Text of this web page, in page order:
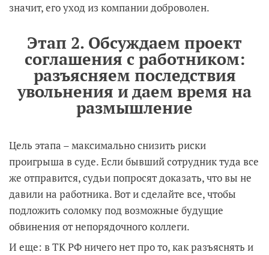
значит, его уход из компании доброволен.
Этап 2. Обсуждаем проект
соглашения с работником:
разъясняем последствия
увольнения и даем время на
размышление
Цель этапа – максимально снизить риски
проигрыша в суде. Если бывший сотрудник туда все
же отправится, судьи попросят доказать, что вы не
давили на работника. Вот и сделайте все, чтобы
подложить соломку под возможные будущие
обвинения от непорядочного коллеги.
И еще: в ТК РФ ничего нет про то, как разъяснять и